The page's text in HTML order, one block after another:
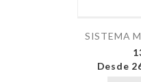
SISTEMA
Desde